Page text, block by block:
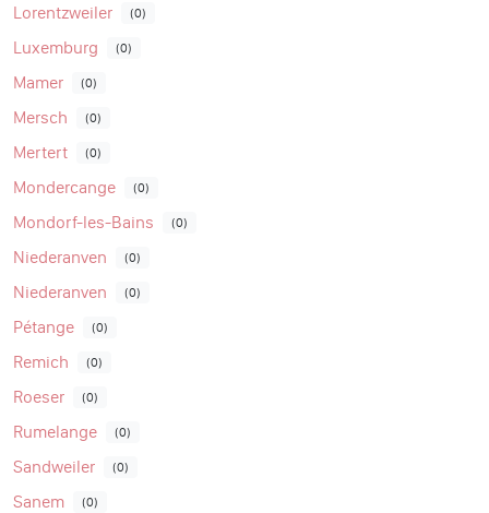
Lorentzweiler (0)
Luxemburg (0)
Mamer (0)
Mersch (0)
Mertert (0)
Mondercange (0)
Mondorf-les-Bains (0)
Niederanven (0)
Niederanven (0)
Pétange (0)
Remich (0)
Roeser (0)
Rumelange (0)
Sandweiler (0)
Sanem (0)